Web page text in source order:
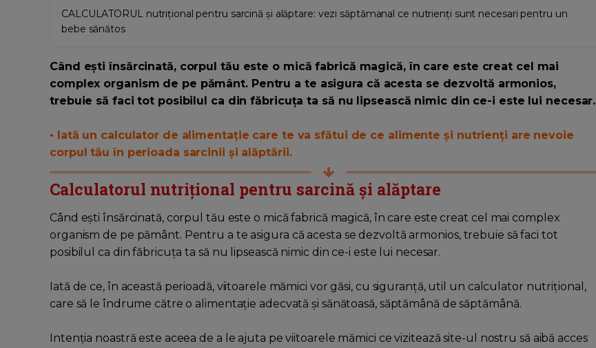
CALCULATORUL nutrițional pentru sarcină și alăptare: vezi săptămanal ce nutrienți sunt necesari pentru un
bebe sănătos
Când ești însărcinată, corpul tău este o mică fabrică magică, în care este creat cel mai
complex organism de pe pământ. Pentru a te asigura că acesta se dezvoltă armonios,
trebuie să faci tot posibilul ca din făbricuța ta să nu lipsească nimic din ce-i este lui necesar.
• Iată un calculator de alimentație care te va sfătui de ce alimente și nutrienți are nevoie
corpul tău în perioada sarcinii și alăptării.
Calculatorul nutrițional pentru sarcină și alăptare
Când ești însărcinată, corpul tău este o mică fabrică magică, în care este creat cel mai complex
organism de pe pământ. Pentru a te asigura că acesta se dezvoltă armonios, trebuie să faci tot
posibilul ca din făbricuța ta să nu lipsească nimic din ce-i este lui necesar.
Iată de ce, în această perioadă, viitoarele mămici vor găsi, cu siguranță, util un calculator nutrițional,
care să le îndrume către o alimentație adecvată și sănătoasă, săptămână de săptămână.
Intenția noastră este aceea de a le ajuta pe viitoarele mămici ce vizitează site-ul nostru să aibă acces